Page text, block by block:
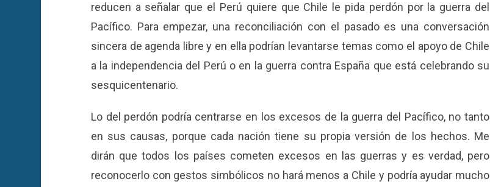
reducen a señalar que el Perú quiere que Chile le pida perdón por la guerra del
Pacífico. Para empezar, una reconciliación con el pasado es una conversación
sincera de agenda libre y en ella podrían levantarse temas como el apoyo de Chile
a la independencia del Perú o en la guerra contra España que está celebrando su
sesquicentenario.
Lo del perdón podría centrarse en los excesos de la guerra del Pacífico, no tanto
en sus causas, porque cada nación tiene su propia versión de los hechos. Me
dirán que todos los países cometen excesos en las guerras y es verdad, pero
reconocerlo con gestos simbólicos no hará menos a Chile y podría ayudar mucho